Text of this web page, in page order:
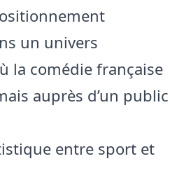
un univers
la comédie française
auprès d’un public
entre sport et